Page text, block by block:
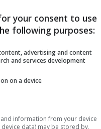
Etruschi
your consent to use
following purposes:
advertising and content
and services development
on a device
information from your device
data) may be stored by,